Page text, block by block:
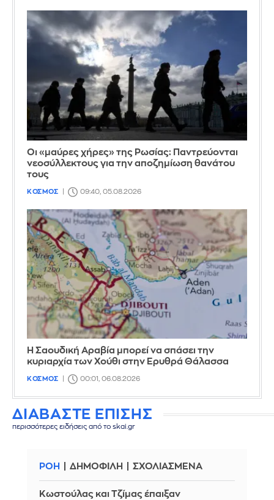
Οι «μαύρες χήρες» της Ρωσίας: Παντρεύονται
νεοσύλλεκτους για την αποζημίωση θανάτου
τους
ΚΟΣΜΟΣ 09:40, 05.08.2026
Η Σαουδική Αραβία μπορεί να σπάσει την
κυριαρχία των Χούθι στην Ερυθρά Θάλασσα
ΚΟΣΜΟΣ 00:01, 06.08.2026
ΔΙΑΒΑΣΤΕ ΕΠΙΣΗΣ
περισσότερες ειδήσεις από το skai.gr
ΡΟΗ ΔΗΜΟΦΙΛΗ ΣΧΟΛΙΑΣΜΕΝΑ
Κωστούλας και Τζίμας έπαιξαν